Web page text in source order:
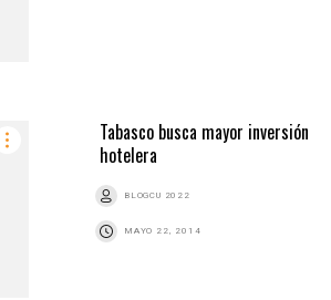
Tabasco busca mayor inversión
hotelera
BLOGCU 2022
MAYO 22, 2014